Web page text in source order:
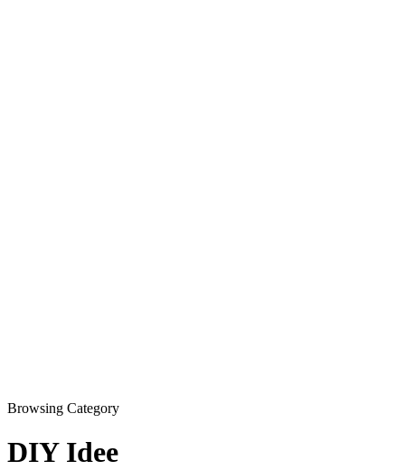
Browsing Category
DIY Idee